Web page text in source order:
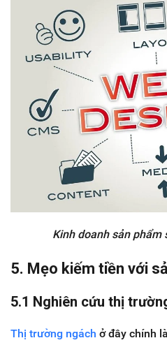
Kinh doanh sản phẩm
5. Mẹo kiếm tiền với
5.1 Nghiên cứu thị
Thị trường ngách ở đây chính